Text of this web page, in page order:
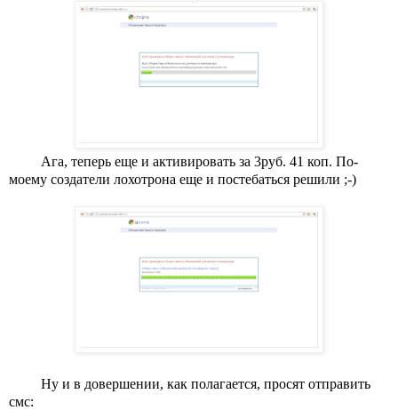
Ага, теперь еще и активировать за 3руб. 41 коп. По-
моему создатели лохотрона еще и постебаться решили ;-)
Ну и в довершении, как полагается, просят отправить
смс: